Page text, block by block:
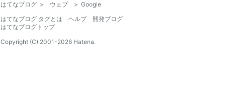
はてなブログ > ウェブ > Google
はてなブログ タグとは
ヘルプ
開発ブログ
はてなブログトップ
Copyright (C) 2001-2026 Hatena.